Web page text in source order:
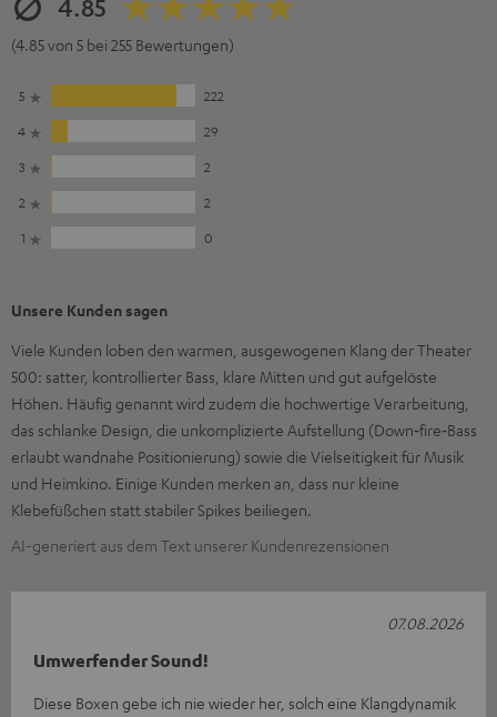
(4.85 von 5 bei 255 Bewertungen)
5
222
4
29
3
2
2
2
1
0
Unsere Kunden sagen
Viele Kunden loben den warmen, ausgewogenen Klang der Theater
500: satter, kontrollierter Bass, klare Mitten und gut aufgelöste
Höhen. Häufig genannt wird zudem die hochwertige Verarbeitung,
das schlanke Design, die unkomplizierte Aufstellung (Down‑fire‑Bass
erlaubt wandnahe Positionierung) sowie die Vielseitigkeit für Musik
und Heimkino. Einige Kunden merken an, dass nur kleine
Klebefüßchen statt stabiler Spikes beiliegen.
AI-generiert aus dem Text unserer Kundenrezensionen
Umwerfender Sound!
Diese Boxen gebe ich nie wieder her, solch eine Klangdynamik
07.08.2026